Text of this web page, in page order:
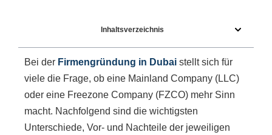
Inhaltsverzeichnis
Bei der Firmengründung in Dubai stellt sich für
viele die Frage, ob eine Mainland Company (LLC)
oder eine Freezone Company (FZCO) mehr Sinn
macht. Nachfolgend sind die wichtigsten
Unterschiede, Vor- und Nachteile der jeweiligen